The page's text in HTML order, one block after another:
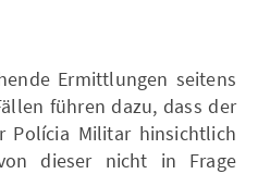
Ermittlungen seitens
führen dazu, dass der
Polícia Militar hinsichtlich
dieser nicht in Frage